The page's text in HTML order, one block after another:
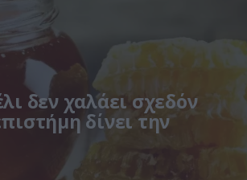
δεν χαλάει σχεδόν
δίνει την